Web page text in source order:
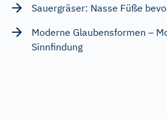
Sauergräser: Nasse Füße
Moderne Glaubensformen –
Sinnfindung